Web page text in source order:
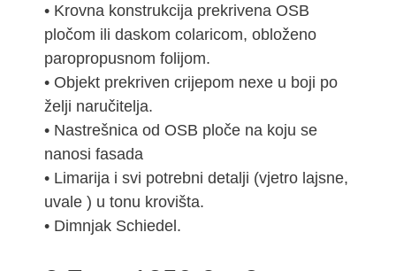
• Krovna konstrukcija prekrivena OSB
pločom ili daskom colaricom, obloženo
paropropusnom folijom.
• Objekt prekriven crijepom nexe u boji po
želji naručitelja.
• Nastrešnica od OSB ploče na koju se
nanosi fasada
• Limarija i svi potrebni detalji (vjetro lajsne,
uvale ) u tonu krovišta.
• Dimnjak Schiedel.